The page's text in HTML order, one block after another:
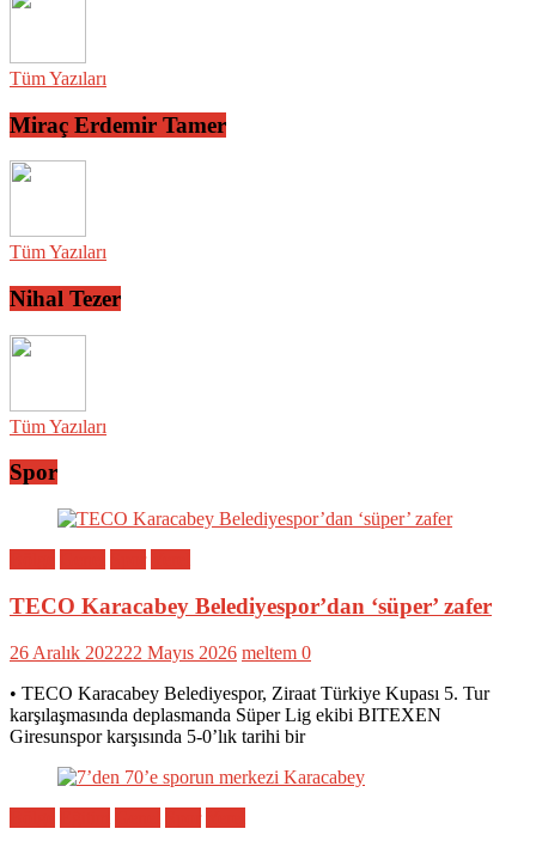
Tüm Yazıları
Miraç Erdemir Tamer
Tüm Yazıları
Nihal Tezer
Tüm Yazıları
Spor
TECO Karacabey Belediyespor’dan ‘süper’ zafer
26 Aralık 202222 Mayıs 2026 meltem 0
• TECO Karacabey Belediyespor, Ziraat Türkiye Kupası 5. Tur
karşılaşmasında deplasmanda Süper Lig ekibi BITEXEN
Giresunspor karşısında 5-0’lık tarihi bir